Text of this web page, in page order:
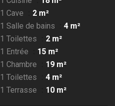
1 Cave
2 m²
1 Salle de bains
4 m²
1 Toilettes
2 m²
1 Entrée
15 m²
1 Chambre
19 m²
1 Toilettes
4 m²
1 Terrasse 10 m²